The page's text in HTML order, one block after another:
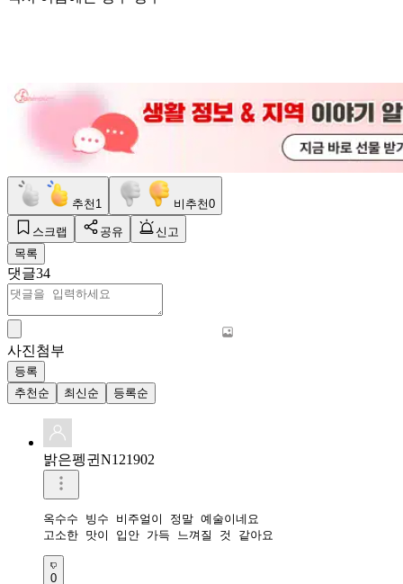
추천 1 비추천0
스크랩 공유
신고
목록
댓글34
사진첨부
등록
추천순
최신순 등록순
밝은펭귄N121902
옥수수 빙수 비주얼이 정말 예술이네요
고소한 맛이 입안 가득 느껴질 것 같아요
0